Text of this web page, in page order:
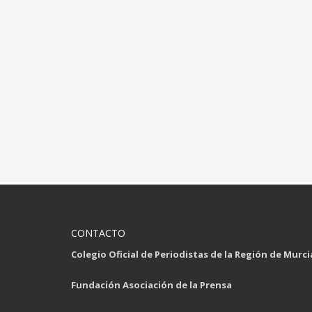
CONTACTO
Colegio Oficial de Periodistas de la Región de
Fundación Asociación de la Prensa